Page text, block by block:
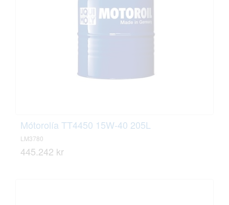
Mótorolía TT4450 15W-40 205L
LM3780
445.242 kr